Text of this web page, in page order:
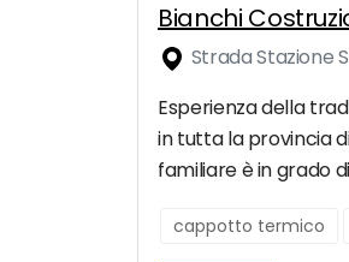
Bianchi
Strada Stazione
Esperienza della
in tutta la provincia
familiare è in grado
cappotto termico